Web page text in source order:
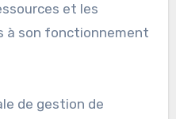
et les
à son fonctionnement
de gestion de